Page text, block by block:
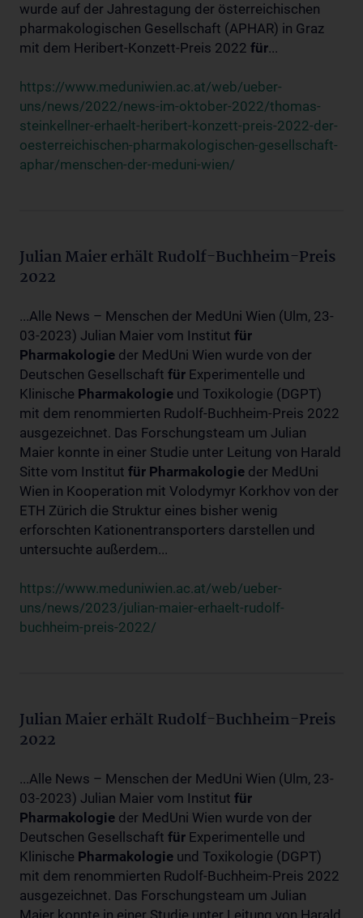
wurde auf der Jahrestagung der österreichischen
pharmakologischen Gesellschaft (APHAR) in Graz
mit dem Heribert-Konzett-Preis 2022 für...
https://www.meduniwien.ac.at/web/ueber-
uns/news/2022/news-im-oktober-2022/thomas-
steinkellner-erhaelt-heribert-konzett-preis-2022-der-
oesterreichischen-pharmakologischen-gesellschaft-
aphar/menschen-der-meduni-wien/
Julian Maier erhält Rudolf-Buchheim-Preis
2022
...Alle News – Menschen der MedUni Wien (Ulm, 23-
03-2023) Julian Maier vom Institut für
Pharmakologie der MedUni Wien wurde von der
Deutschen Gesellschaft für Experimentelle und
Klinische Pharmakologie und Toxikologie (DGPT)
mit dem renommierten Rudolf-Buchheim-Preis 2022
ausgezeichnet. Das Forschungsteam um Julian
Maier konnte in einer Studie unter Leitung von Harald
Sitte vom Institut für Pharmakologie der MedUni
Wien in Kooperation mit Volodymyr Korkhov von der
ETH Zürich die Struktur eines bisher wenig
erforschten Kationentransporters darstellen und
untersuchte außerdem...
https://www.meduniwien.ac.at/web/ueber-
uns/news/2023/julian-maier-erhaelt-rudolf-
buchheim-preis-2022/
Julian Maier erhält Rudolf-Buchheim-Preis
2022
...Alle News – Menschen der MedUni Wien (Ulm, 23-
03-2023) Julian Maier vom Institut für
Pharmakologie der MedUni Wien wurde von der
Deutschen Gesellschaft für Experimentelle und
Klinische Pharmakologie und Toxikologie (DGPT)
mit dem renommierten Rudolf-Buchheim-Preis 2022
ausgezeichnet. Das Forschungsteam um Julian
Maier konnte in einer Studie unter Leitung von Harald